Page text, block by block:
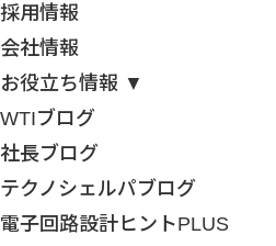
採用情報
会社情報
お役立ち情報 ▼
WTIブログ
社長ブログ
テクノシェルパブログ
電子回路設計ヒントPLUS